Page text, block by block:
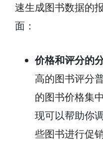
速生成图书数据的
面：
价格和评分的
高的图书评分
的图书价格集
现可以帮助你
些图书进行促销